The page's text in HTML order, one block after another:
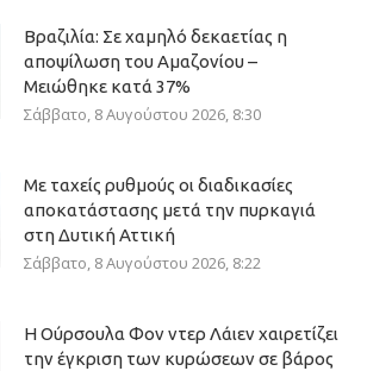
Βραζιλία: Σε χαμηλό δεκαετίας η
αποψίλωση του Αμαζονίου –
Μειώθηκε κατά 37%
Σάββατο, 8 Αυγούστου 2026, 8:30
Με ταχείς ρυθμούς οι διαδικασίες
αποκατάστασης μετά την πυρκαγιά
στη Δυτική Αττική
Σάββατο, 8 Αυγούστου 2026, 8:22
Η Ούρσουλα Φον ντερ Λάιεν χαιρετίζει
την έγκριση των κυρώσεων σε βάρος